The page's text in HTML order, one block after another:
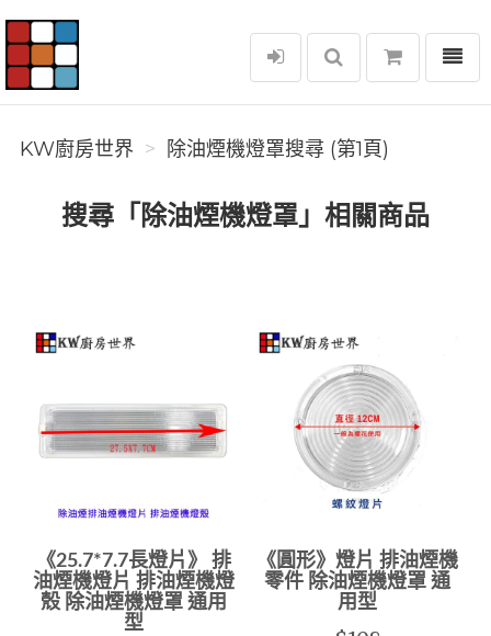
KW廚房世界
選單
KW廚房世界 除油煙機燈罩搜尋 (第1頁)
搜尋「除油煙機燈罩」相關商品
《25.7*7.7長燈片》 排
油煙機燈片 排油煙機燈
殼 除油煙機燈罩 通用
型
《圓形》燈片 排油煙機
零件 除油煙機燈罩 通
用型